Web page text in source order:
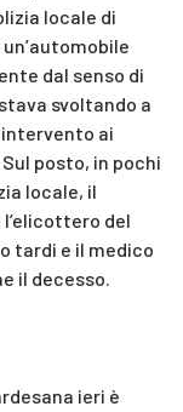
locale di
dal senso di
svoltando a
ai
posto, in pochi
locale, il
del
tardi e il medico
il decesso.
ieri è